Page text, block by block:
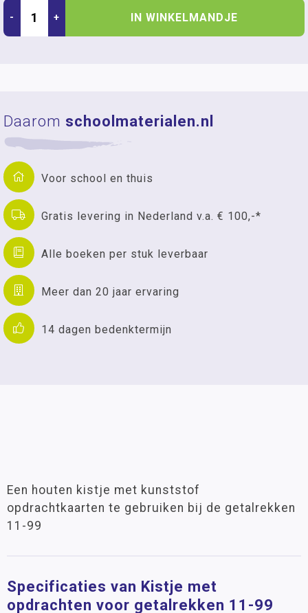
- + IN WINKELMANDJE
Daarom schoolmaterialen.nl
Voor school en thuis
Gratis levering in Nederland v.a. € 100,-*
Alle boeken per stuk leverbaar
Meer dan 20 jaar ervaring
14 dagen bedenktermijn
Een houten kistje met kunststof
opdrachtkaarten te gebruiken bij de getalrekken
11-99
Specificaties van Kistje met
opdrachten voor getalrekken 11-99